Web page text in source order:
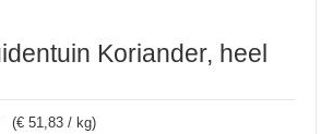
Koriander, heel
(€ 51,83 / kg)